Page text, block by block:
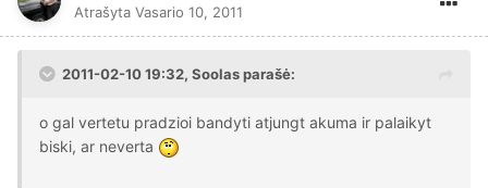
Atrašyta Vasario 10, 2011
2011-02-10 19:32, Soolas parašė:
o gal vertetu pradzioi bandyti atjungt akuma ir palaikyt
biski, ar neverta